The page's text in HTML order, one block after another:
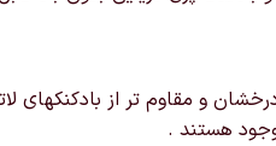
و مقاوم تر از بادکنکهای
هستند .